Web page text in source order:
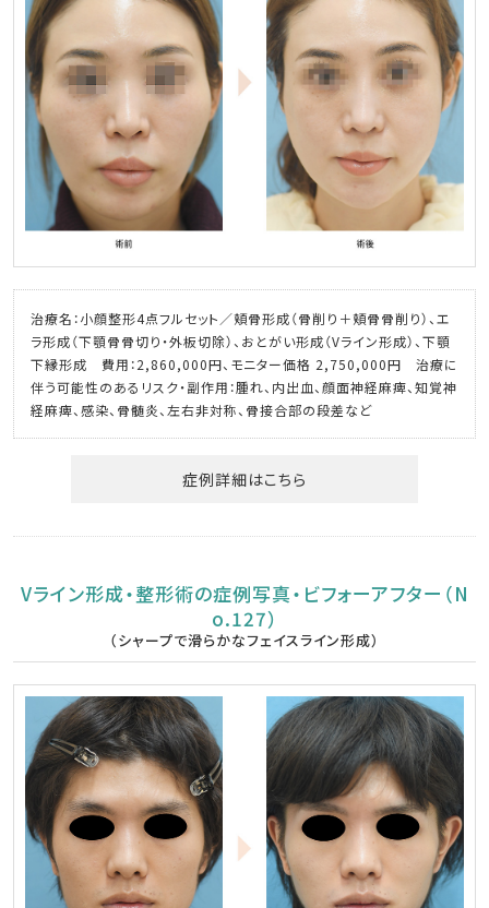
治療名：小顔整形4点フルセット／頬骨形成（骨削り＋頬骨骨削り）、エ
ラ形成（下顎骨骨切り・外板切除）、おとがい形成（Vライン形成）、下顎
下縁形成 費用：2,860,000円、モニター価格 2,750,000円 治療に
伴う可能性のあるリスク・副作用：腫れ、内出血、顔面神経麻痺、知覚神
経麻痺、感染、骨髄炎、左右非対称、骨接合部の段差など
症例詳細はこちら
Vライン形成・整形術の症例写真・ビフォーアフター（N
o.127）
（シャープで滑らかなフェイスライン形成）